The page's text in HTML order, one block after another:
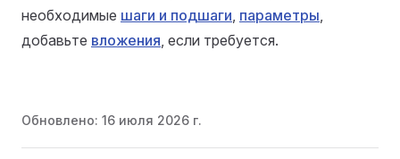
необходимые шаги и подшаги, параметры,
добавьте вложения, если требуется.
Обновлено: 16 июля 2026 г.